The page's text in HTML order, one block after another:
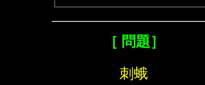
［ 問題］
刺蛾